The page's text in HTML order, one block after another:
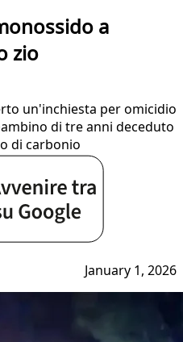
a
zio
un'inchiesta per omicidio
di tre anni deceduto
di carbonio
January 1, 2026